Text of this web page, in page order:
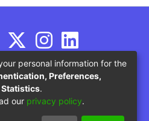
de Educación
personal information for the
Preferences,
.
our privacy policy.